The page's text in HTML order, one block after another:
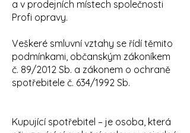
a v prodejních místech společnosti
Profi opravy.
Veškeré smluvní vztahy se řídí těmito
podmínkami, občanským zákoníkem
č. 89/2012 Sb. a zákonem o ochraně
spotřebitele č. 634/1992 Sb.
Kupující spotřebitel – je osoba, která